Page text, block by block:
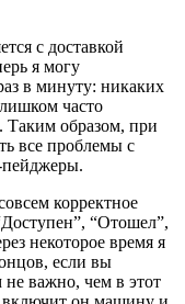
с доставкой
я могу
в минуту: никаких
часто
Таким образом, при
все проблемы с
пейджеры.
корректное
“Отошел”,
некоторое время я
если вы
не важно, чем в этот